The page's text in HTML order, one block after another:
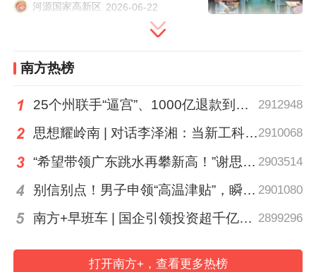
随行考察团代表对学校办学模式表示肯定，
围绕订单式人才培养、联合技术攻关、科技
成果落地转化等内容与校方深入交流，表达
河源国家高新区 2026-06-22
南方热榜
25个州联手“逼宫”、1000亿退款到账，特朗普关税“换壳”术还能撑多久？| 环球深壹度 2912948
思想耀岭南 | 对话李泽湘：当新工科教育遇上大湾区超级供应链2910068
“希望带领广东跳水再攀新高！”谢思埸将亮相省运会开幕式 2903514
别信别点！男子申领“高温津贴”，瞬间被扣1800元…… 2901080
南方+早班车 | 国企引领投资超千亿！广东现代化海洋牧场建设提速 2899296
打开南方+，查看更多热榜